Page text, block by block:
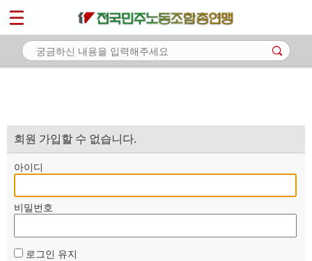
회원 가입할 수 없습니다.
아이디
비밀번호
로그인 유지
마이페이지
소개
자료
부설기관